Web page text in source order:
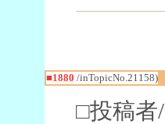
■1880 /inTopicNo.21158)
□投稿者/